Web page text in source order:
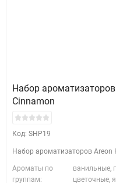
Набор
Cinnamon
Код: SHP19
Набор ароматизаторов Areon
Ароматы по
группам:
ванильные,
цветочные,